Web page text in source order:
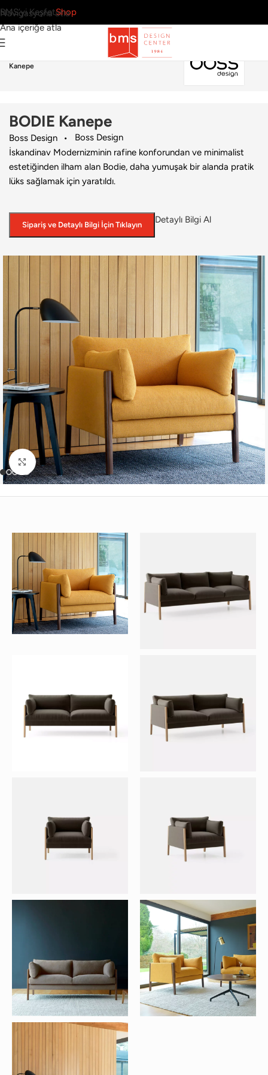
Navigasyona atla
Ana içeriğe atla
BMS’yi KeşfetShop
Boss Design›BODIE
Kanepe
BODIE Kanepe
Boss Design
Boss Design
İskandinav Modernizminin rafine konforundan ve minimalist
estetiğinden ilham alan Bodie, daha yumuşak bir alanda pratik
lüks sağlamak için yaratıldı.
Sipariş ve Detaylı Bilgi İçin Tıklayın Detaylı Bilgi Al
Büyütmek için tıklayın